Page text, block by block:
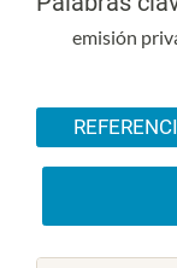
emisión